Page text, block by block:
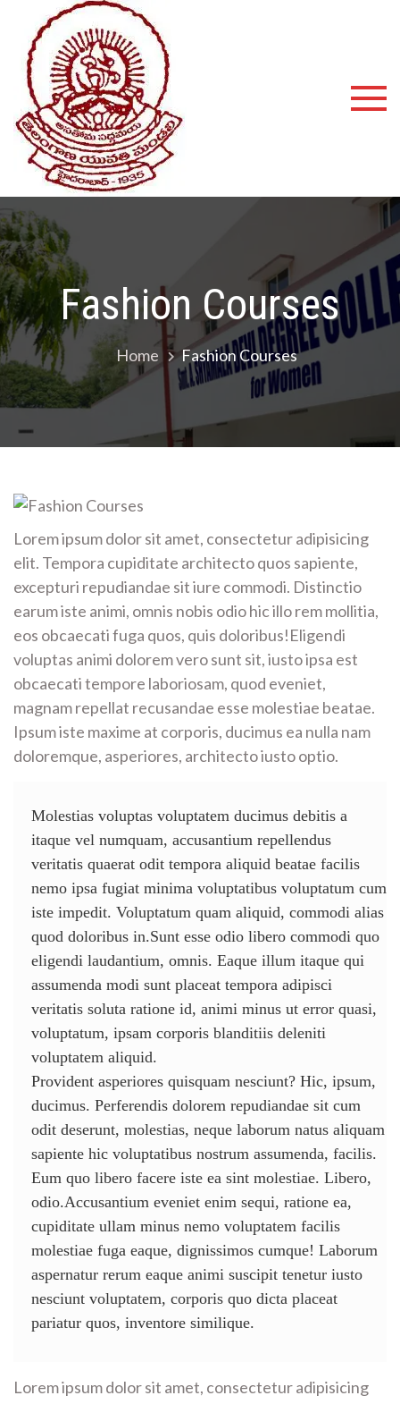
Degree
Fashion Courses
Home Fashion Courses
Lorem ipsum dolor sit amet, consectetur adipisicing
elit. Tempora cupiditate architecto quos sapiente,
excepturi repudiandae sit iure commodi. Distinctio
earum iste animi, omnis nobis odio hic illo rem mollitia,
eos obcaecati fuga quos, quis doloribus!Eligendi
voluptas animi dolorem vero sunt sit, iusto ipsa est
obcaecati tempore laboriosam, quod eveniet,
magnam repellat recusandae esse molestiae beatae.
Ipsum iste maxime at corporis, ducimus ea nulla nam
doloremque, asperiores, architecto iusto optio.
Molestias voluptas voluptatem ducimus debitis a
itaque vel numquam, accusantium repellendus
veritatis quaerat odit tempora aliquid beatae facilis
nemo ipsa fugiat minima voluptatibus voluptatum cum
iste impedit. Voluptatum quam aliquid, commodi alias
quod doloribus in.Sunt esse odio libero commodi quo
eligendi laudantium, omnis. Eaque illum itaque qui
assumenda modi sunt placeat tempora adipisci
veritatis soluta ratione id, animi minus ut error quasi,
voluptatum, ipsam corporis blanditiis deleniti
voluptatem aliquid.
Provident asperiores quisquam nesciunt? Hic, ipsum,
ducimus. Perferendis dolorem repudiandae sit cum
odit deserunt, molestias, neque laborum natus aliquam
sapiente hic voluptatibus nostrum assumenda, facilis.
Eum quo libero facere iste ea sint molestiae. Libero,
odio.Accusantium eveniet enim sequi, ratione ea,
cupiditate ullam minus nemo voluptatem facilis
molestiae fuga eaque, dignissimos cumque! Laborum
aspernatur rerum eaque animi suscipit tenetur iusto
nesciunt voluptatem, corporis quo dicta placeat
pariatur quos, inventore similique.
Lorem ipsum dolor sit amet, consectetur adipisicing